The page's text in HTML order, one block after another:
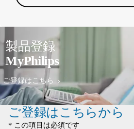
製品登録
MyPhilips
ご登録はこちら
ご登録はこちらから
* この項目は必須です